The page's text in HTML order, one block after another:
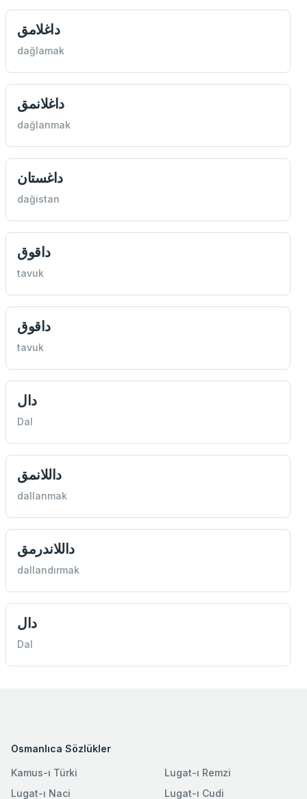
داغلامق
dağlamak
داغلانمق
dağlanmak
داغستان
dağistan
داقوق
tavuk
داقوق
tavuk
دال
Dal
داللانمق
dallanmak
داللاندرمق
dallandırmak
دال
Dal
Osmanlıca Sözlükler
Kamus-ı Türki
Lugat-ı Naci
Lugat-ı Remzi
Lugat-ı Cudi